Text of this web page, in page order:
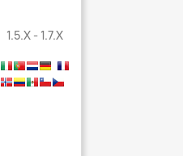
1.5.x - 1.7.x